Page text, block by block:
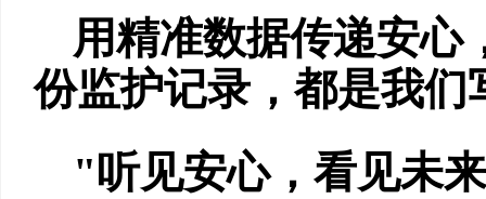
用精准数据传递安心
份监护记录，都是我们
"听见安心，看见未来